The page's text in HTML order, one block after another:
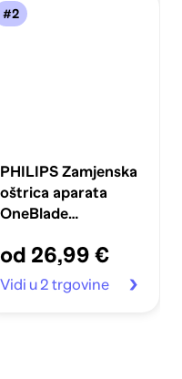
#2
PHILIPS Zamjenska
oštrica aparata
OneBlade
od 26,99 €
Vidi u 2 trgovine